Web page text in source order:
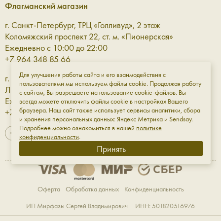
как в базовом гардеробе, так и в более сложных
сочетаниях, где важна каждая линия. Это деталь, которая
работает незаметно, но всегда точно.
Перчатки — комфорт и защита в
прохладное время
Кожаные перчатки — это про тактильное удовольствие и
функциональность. Они защищают от холода, при этом
остаются элегантным элементом образа, который легко
вписывается в городской стиль.
Кошельки — порядок в деталях
Хороший кожаный кошелёк — это не только про
хранение, но и про ощущение контроля и удобства.
Продуманная внутренняя организация помогает держать
всё необходимое под рукой, а лаконичный дизайн делает
Флагманский магазин
г. Санкт-Петербург, ТРЦ «Голливуд», 2 этаж
Коломяжский проспект 22, ст. м. «Пионерская»
Ежедневно с 10:00 до 22:00
+7 964 348 85 66
г. Санкт-Петербург, ТРЦ «Галерея» 3 этаж
Лиговский проспект, 30а, ст. м. «Площадь Восстания»
Ежедневно с 10:00 до 23:00
+7 961 811-18-98
Оферта Обработка данных
Конфиденциальность
ИП Мирфазы Сергей Владимирович ИНН: 501820516976
Для улучшения работы сайта и его взаимодействия с
пользователями мы используем файлы cookie. Продолжая работу
с сайтом, Вы разрешаете использование cookie-файлов. Вы
всегда можете отключить файлы cookie в настройках Вашего
браузера. Наш сайт также использует сервисы аналитики, сбора
и хранения персональных данных: Яндекс Метрика и Sendsay.
Подробнее можно ознакомиться в нашей политике
конфиденциальности.
Принять